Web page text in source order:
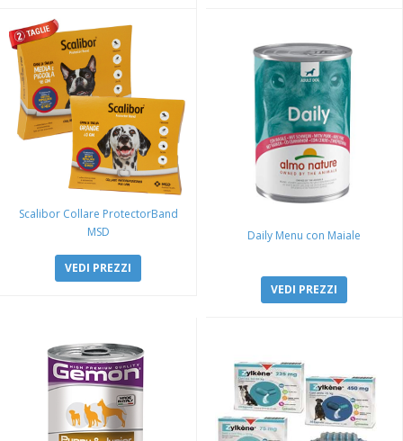
Scalibor Collare ProtectorBand
MSD
VEDI PREZZI
Daily Menu con Maiale
VEDI PREZZI